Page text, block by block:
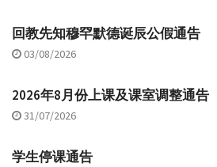
回教先知穆罕默德诞辰公假通告
03/08/2026
2026年8月份上课及课室调整通告
31/07/2026
学生停课通告